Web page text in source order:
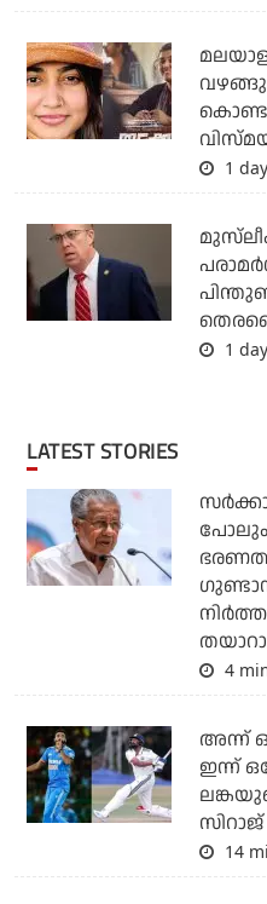
1
1
LATEST STORIES
പോലും
4
അന്ന്
ഇന്ന്
സിറാജ്
14